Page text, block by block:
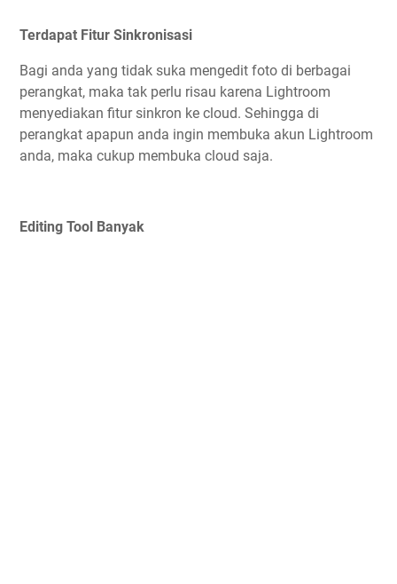
Terdapat Fitur Sinkronisasi
Bagi anda yang tidak suka mengedit foto di berbagai
perangkat, maka tak perlu risau karena Lightroom
menyediakan fitur sinkron ke cloud. Sehingga di
perangkat apapun anda ingin membuka akun Lightroom
anda, maka cukup membuka cloud saja.
Editing Tool Banyak